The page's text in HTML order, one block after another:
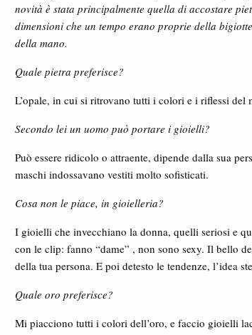
novità è stata principalmente quella di accostare
dimensioni che un tempo erano proprie della
della mano.
Quale pietra preferisce?
L’opale, in cui si ritrovano tutti i colori e i riflessi del
Secondo lei un uomo può portare i gioielli?
Può essere ridicolo o attraente, dipende dalla sua
maschi indossavano vestiti molto sofisticati.
Cosa non le piace, in gioielleria?
I gioielli che invecchiano la donna, quelli seriosi e
con le clip: fanno “dame” , non sono sexy. Il bello
della tua persona. E poi detesto le tendenze, l’idea
Quale oro preferisce?
Mi piacciono tutti i colori dell’oro, e faccio gioielli